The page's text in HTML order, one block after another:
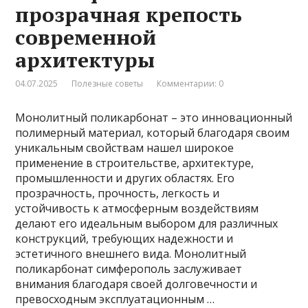
прозрачная крепость
современной
архитектуры
04.07.2025 Полезные советы Комментарии: 0
Монолитный поликарбонат – это инновационный
полимерный материал, который благодаря своим
уникальным свойствам нашел широкое
применение в строительстве, архитектуре,
промышленности и других областях. Его
прозрачность, прочность, легкость и
устойчивость к атмосферным воздействиям
делают его идеальным выбором для различных
конструкций, требующих надежности и
эстетичного внешнего вида. Монолитный
поликарбонат симферополь заслуживает
внимания благодаря своей долговечности и
превосходным эксплуатационным …